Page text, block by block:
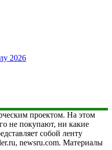
2026
проектом. На этом
не покупают, ни какие
собой ленту
newsru.com. Материалы